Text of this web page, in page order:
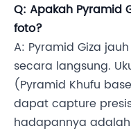
Q: Apakah Pyramid
foto?
A: Pyramid Giza
secara langsung.
(Pyramid Khufu
dapat capture
hadapannya